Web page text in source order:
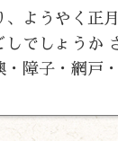
ようやく正
でしょうか
・障子・網戸